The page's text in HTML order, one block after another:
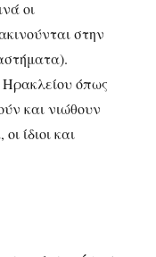
οι
στην
όπως
και νιώθουν
ίδιοι και